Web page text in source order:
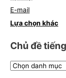
E-mail
Lựa chọn khác
Chủ đề